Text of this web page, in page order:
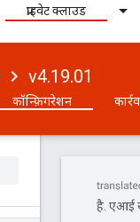
प्राइवेट क्लाउड
v4.19.01
कॉन्फ़िगरेशन
है. एआई